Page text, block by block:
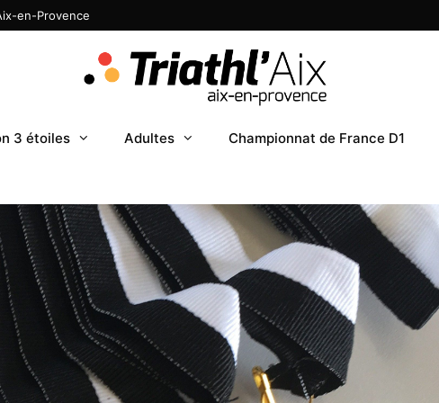
en-Provence
3 étoiles Adultes Championnat de France D1